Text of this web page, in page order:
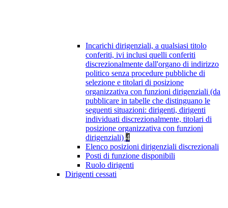
Incarichi dirigenziali, a qualsiasi titolo
conferiti, ivi inclusi quelli conferiti
discrezionalmente dall'organo di indirizzo
politico senza procedure pubbliche di
selezione e titolari di posizione
organizzativa con funzioni dirigenziali (da
pubblicare in tabelle che distinguano le
seguenti situazioni: dirigenti, dirigenti
individuati discrezionalmente, titolari di
posizione organizzativa con funzioni
dirigenziali) 4
Elenco posizioni dirigenziali discrezionali
Posti di funzione disponibili
Ruolo dirigenti
Dirigenti cessati